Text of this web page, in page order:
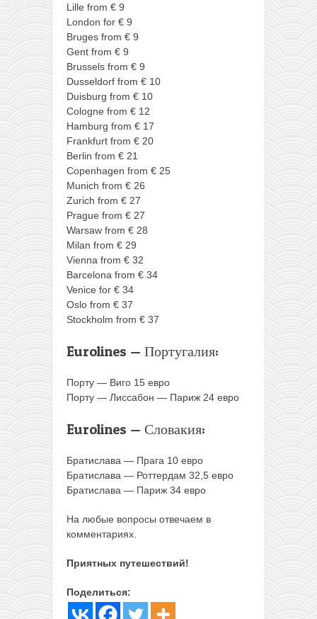
Lille from € 9
London for € 9
Bruges from € 9
Gent from € 9
Brussels from € 9
Dusseldorf from € 10
Duisburg from € 10
Cologne from € 12
Hamburg from € 17
Frankfurt from € 20
Berlin from € 21
Copenhagen from € 25
Munich from € 26
Zurich from € 27
Prague from € 27
Warsaw from € 28
Milan from € 29
Vienna from € 32
Barcelona from € 34
Venice for € 34
Oslo from € 37
Stockholm from € 37
Eurolines — Португалия:
Порту — Виго 15 евро
Порту — Лиссабон — Париж 24 евро
Eurolines — Словакия:
Братислава — Прага 10 евро
Братислава — Роттердам 32,5 евро
Братислава — Париж 34 евро
На любые вопросы отвечаем в
комментариях.
Приятных путешествий!
Поделиться: